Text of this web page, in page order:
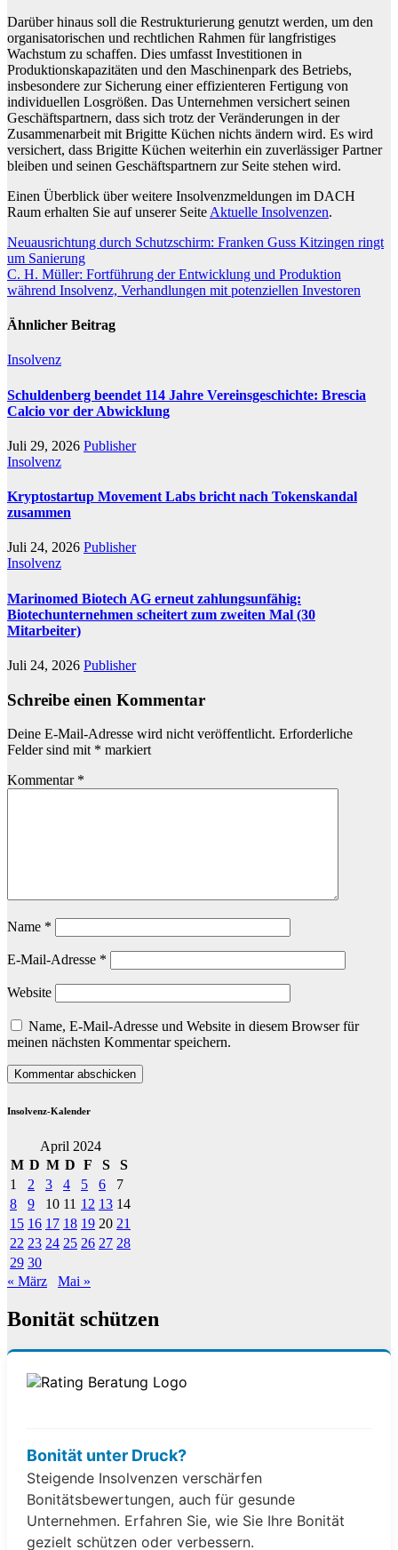
Darüber hinaus soll die Restrukturierung genutzt werden, um den
organisatorischen und rechtlichen Rahmen für langfristiges
Wachstum zu schaffen. Dies umfasst Investitionen in
Produktionskapazitäten und den Maschinenpark des Betriebs,
insbesondere zur Sicherung einer effizienteren Fertigung von
individuellen Losgrößen. Das Unternehmen versichert seinen
Geschäftspartnern, dass sich trotz der Veränderungen in der
Zusammenarbeit mit Brigitte Küchen nichts ändern wird. Es wird
versichert, dass Brigitte Küchen weiterhin ein zuverlässiger Partner
bleiben und seinen Geschäftspartnern zur Seite stehen wird.
Einen Überblick über weitere Insolvenzmeldungen im DACH
Raum erhalten Sie auf unserer Seite Aktuelle Insolvenzen.
Beitragsnavigation
Neuausrichtung durch Schutzschirm: Franken Guss Kitzingen ringt
um Sanierung
C. H. Müller: Fortführung der Entwicklung und Produktion
während Insolvenz, Verhandlungen mit potenziellen Investoren
Ähnlicher Beitrag
Insolvenz
Schuldenberg beendet 114 Jahre Vereinsgeschichte: Brescia
Calcio vor der Abwicklung
Juli 29, 2026 Publisher
Insolvenz
Kryptostartup Movement Labs bricht nach Tokenskandal
zusammen
Juli 24, 2026 Publisher
Insolvenz
Marinomed Biotech AG erneut zahlungsunfähig:
Biotechunternehmen scheitert zum zweiten Mal (30
Mitarbeiter)
Juli 24, 2026 Publisher
Schreibe einen Kommentar
Deine E-Mail-Adresse wird nicht veröffentlicht. Erforderliche
Felder sind mit * markiert
Kommentar *
Name *
E-Mail-Adresse *
Website
Name, E-Mail-Adresse und Website in diesem Browser für
meinen nächsten Kommentar speichern.
Insolvenz-Kalender
April 2024
M D M D F S
S
1
2 3 4 5 6
7
8
9 10 11 12 13 14
15 16 17 18 19 20 21
22 23 24 25 26 27 28
29 30
« März
Mai »
Bonität schützen
Bonität unter Druck?
Steigende Insolvenzen verschärfen
Bonitätsbewertungen, auch für gesunde
Unternehmen. Erfahren Sie, wie Sie Ihre Bonität
gezielt schützen oder verbessern.